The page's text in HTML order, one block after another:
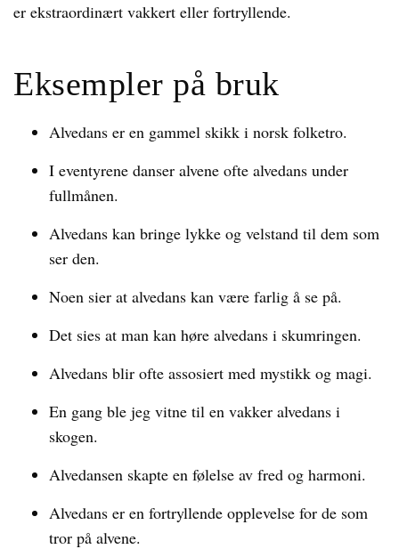
er ekstraordinært vakkert eller fortryllende.
Eksempler på bruk
Alvedans er en gammel skikk i norsk folketro.
I eventyrene danser alvene ofte alvedans under
fullmånen.
Alvedans kan bringe lykke og velstand til dem som
ser den.
Noen sier at alvedans kan være farlig å se på.
Det sies at man kan høre alvedans i skumringen.
Alvedans blir ofte assosiert med mystikk og magi.
En gang ble jeg vitne til en vakker alvedans i
skogen.
Alvedansen skapte en følelse av fred og harmoni.
Alvedans er en fortryllende opplevelse for de som
tror på alvene.